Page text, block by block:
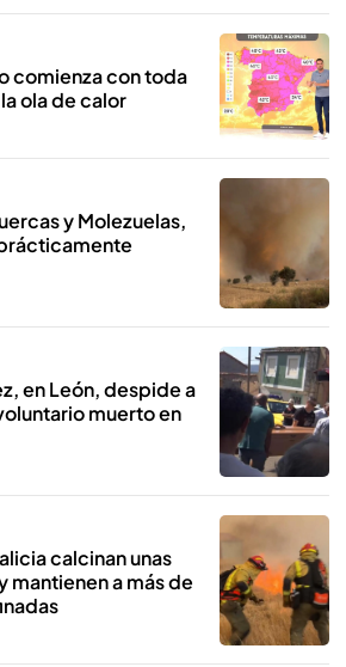
comienza con toda
ola de calor
y Molezuelas,
en León, despide a
muerto en
calcinan unas
a más de